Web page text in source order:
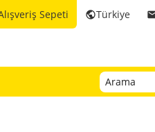
publicTürkiye
Sepeti